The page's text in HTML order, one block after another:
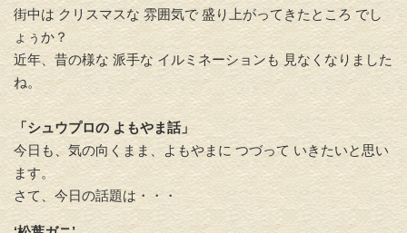
街中は クリスマスな 雰囲気で 盛り上がってきたところ でし
ょぅか？
近年、昔の様な 派手な イルミネーションも 見なくなりました
ね。
「シュウプロの よもやま話」
今日も、気の向くまま、よもやまに つづって いきたいと思い
ます。
さて、今日の話題は・・・